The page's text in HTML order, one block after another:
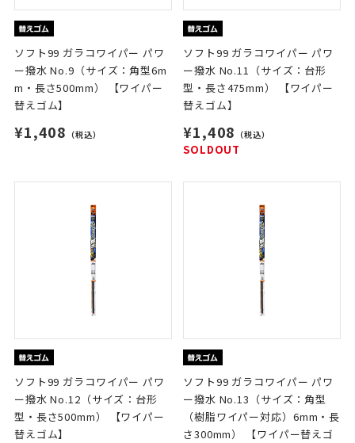
ソフト99 ガラコワイパー パワ
ー撥水 No.9（サイズ：角型6m
m・長さ500mm） 【ワイパー
替えゴム】
¥1,408 （税込）
ソフト99 ガラコワイパー パワ
ー撥水 No.11（サイズ：台形
型・長さ475mm） 【ワイパー
替えゴム】
¥1,408 （税込）
SOLDOUT
ソフト99 ガラコワイパー パワ
ー撥水 No.12（サイズ：台形
型・長さ500mm） 【ワイパー
替えゴム】
ソフト99 ガラコワイパー パワ
ー撥水 No.13（サイズ：角型
（樹脂ワイパー対応）6mm・長
さ300mm） 【ワイパー替えゴ